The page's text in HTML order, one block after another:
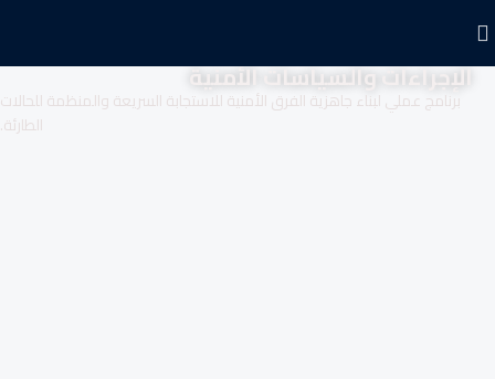
الإجراءات والسياسات الأمنية
برنامج عملي لبناء جاهزية الفرق الأمنية للاستجابة السريعة والمنظمة للحالات
الطارئة.